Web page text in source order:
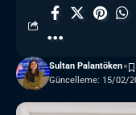
Güncelleme: 15/02/
Sultan Palantöken